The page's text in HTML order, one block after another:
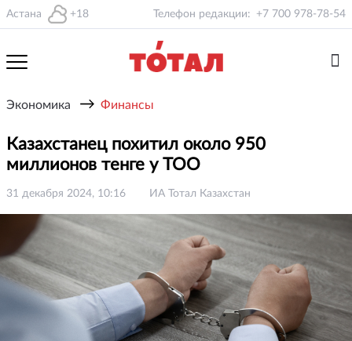
Астана +18 Телефон редакции: +7 700 978-78-54
Экономика → Финансы
Казахстанец похитил около 950
миллионов тенге у ТОО
31 декабря 2024, 10:16 ИА Тотал Казахстан